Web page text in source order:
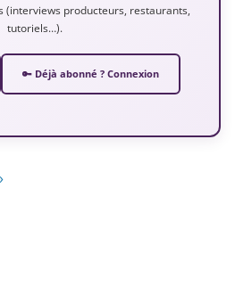
(interviews producteurs, restaurants,
tutoriels…).
🔑 Déjà abonné ? Connexion